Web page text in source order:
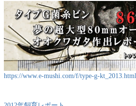
https://www.e-mushi.com/f/type-g-kt_2013.html